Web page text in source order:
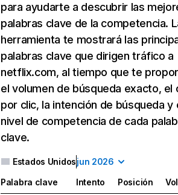
para ayudarte a descubrir las
palabras clave de la competencia.
herramienta te mostrará las
palabras clave que dirigen tráfico a
netflix.com, al tiempo que te
el volumen de búsqueda exacto, el
por clic, la intención de búsqueda y
nivel de competencia de cada
clave.
Estados Unidosjun 2026
Palabra clave Intento Posición